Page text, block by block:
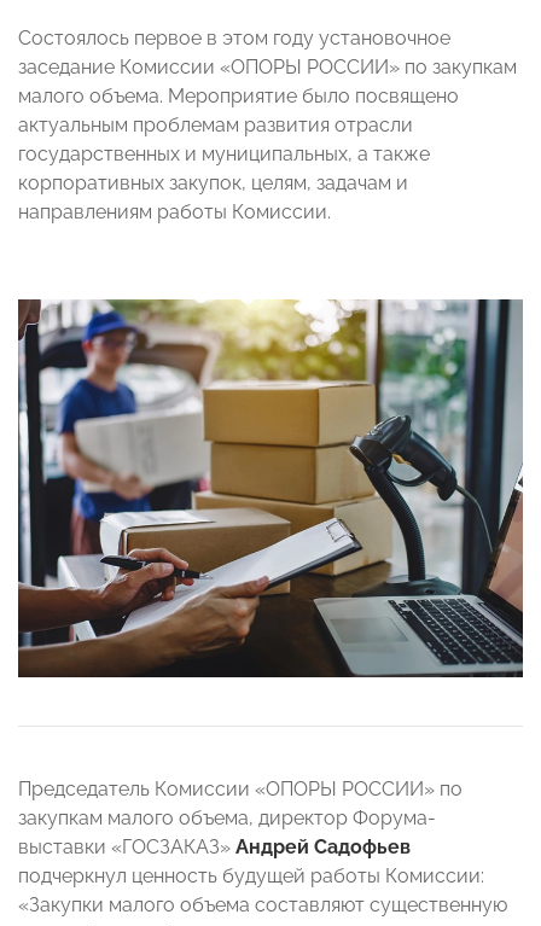
Состоялось первое в этом году установочное
заседание Комиссии «ОПОРЫ РОССИИ» по закупкам
малого объема. Мероприятие было посвящено
актуальным проблемам развития отрасли
государственных и муниципальных, а также
корпоративных закупок, целям, задачам и
направлениям работы Комиссии.
Председатель Комиссии «ОПОРЫ РОССИИ» по
закупкам малого объема, директор Форума-
выставки «ГОСЗАКАЗ» Андрей Садофьев
подчеркнул ценность будущей работы Комиссии:
«Закупки малого объема составляют существенную